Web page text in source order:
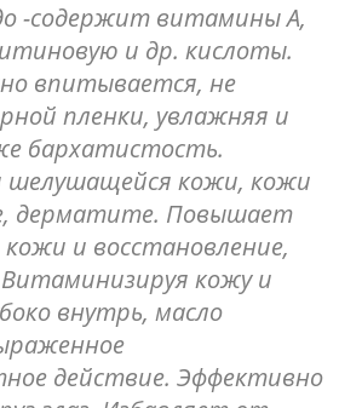
-содержит витамины А,
и др. кислоты.
впитывается, не
пленки, увлажняя и
бархатистость.
шелушащейся кожи, кожи
дерматите. Повышает
и восстановление,
кожу и
внутрь, масло
действие. Эффективно